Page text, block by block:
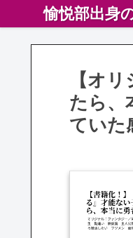
愉悦部出身
【オ
たら、
ていた